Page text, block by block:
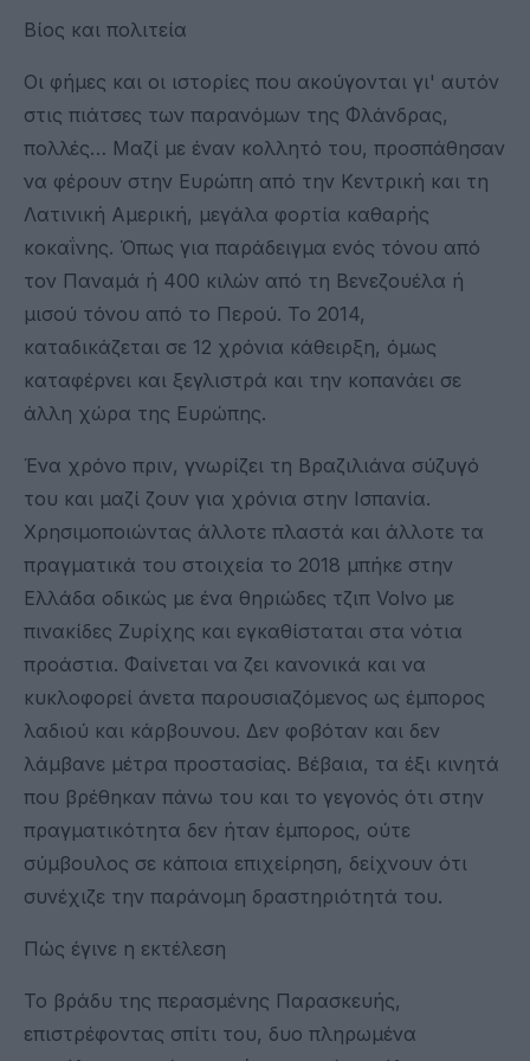
Βίος και πολιτεία
Οι φήμες και οι ιστορίες που ακούγονται γι' αυτόν
στις πιάτσες των παρανόμων της Φλάνδρας,
πολλές… Μαζί με έναν κολλητό του, προσπάθησαν
να φέρουν στην Ευρώπη από την Κεντρική και τη
Λατινική Αμερική, μεγάλα φορτία καθαρής
κοκαΐνης. Όπως για παράδειγμα ενός τόνου από
τον Παναμά ή 400 κιλών από τη Βενεζουέλα ή
μισού τόνου από το Περού. Το 2014,
καταδικάζεται σε 12 χρόνια κάθειρξη, όμως
καταφέρνει και ξεγλιστρά και την κοπανάει σε
άλλη χώρα της Ευρώπης.
Ένα χρόνο πριν, γνωρίζει τη Βραζιλιάνα σύζυγό
του και μαζί ζουν για χρόνια στην Ισπανία.
Χρησιμοποιώντας άλλοτε πλαστά και άλλοτε τα
πραγματικά του στοιχεία το 2018 μπήκε στην
Ελλάδα οδικώς με ένα θηριώδες τζιπ Volvo με
πινακίδες Ζυρίχης και εγκαθίσταται στα νότια
προάστια. Φαίνεται να ζει κανονικά και να
κυκλοφορεί άνετα παρουσιαζόμενος ως έμπορος
λαδιού και κάρβουνου. Δεν φοβόταν και δεν
λάμβανε μέτρα προστασίας. Βέβαια, τα έξι κινητά
που βρέθηκαν πάνω του και το γεγονός ότι στην
πραγματικότητα δεν ήταν έμπορος, ούτε
σύμβουλος σε κάποια επιχείρηση, δείχνουν ότι
συνέχιζε την παράνομη δραστηριότητά του.
Πώς έγινε η εκτέλεση
Το βράδυ της περασμένης Παρασκευής,
επιστρέφοντας σπίτι του, δυο πληρωμένα